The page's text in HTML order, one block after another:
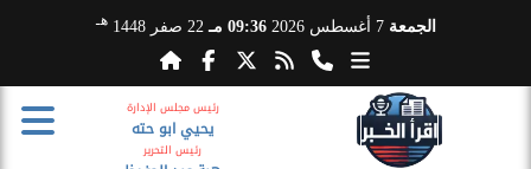
الجمعة 7 أغسطس 2026 09:36 مـ 22 صفر 1448 هـ
رئيس مجلس الإدارة
يحيي ابو حته
رئيس التحرير